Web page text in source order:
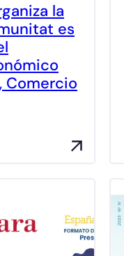
la
es
Comercio